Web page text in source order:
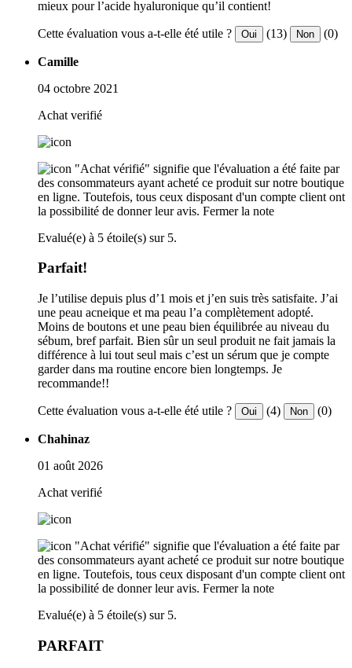
mieux pour l’acide hyaluronique qu’il contient!
Cette évaluation vous a-t-elle été utile ? Oui (13) Non (0)
Camille
04 octobre 2021
Achat verifié
"Achat vérifié" signifie que l'évaluation a été faite par
des consommateurs ayant acheté ce produit sur notre boutique
en ligne. Toutefois, tous ceux disposant d'un compte client ont
la possibilité de donner leur avis. Fermer la note
Evalué(e) à 5 étoile(s) sur 5.
Parfait!
Je l’utilise depuis plus d’1 mois et j’en suis très satisfaite. J’ai
une peau acneique et ma peau l’a complètement adopté.
Moins de boutons et une peau bien équilibrée au niveau du
sébum, bref parfait. Bien sûr un seul produit ne fait jamais la
différence à lui tout seul mais c’est un sérum que je compte
garder dans ma routine encore bien longtemps. Je
recommande!!
Cette évaluation vous a-t-elle été utile ? Oui (4) Non (0)
Chahinaz
01 août 2026
Achat verifié
"Achat vérifié" signifie que l'évaluation a été faite par
des consommateurs ayant acheté ce produit sur notre boutique
en ligne. Toutefois, tous ceux disposant d'un compte client ont
la possibilité de donner leur avis. Fermer la note
Evalué(e) à 5 étoile(s) sur 5.
PARFAIT